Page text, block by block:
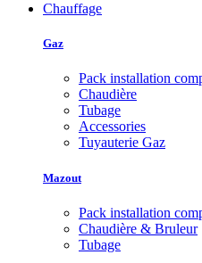
Chauffage
Gaz
Pack installation
Chaudière
Tubage
Accessories
Tuyauterie Gaz
Mazout
Pack installation
Chaudière & Bruleur
Tubage